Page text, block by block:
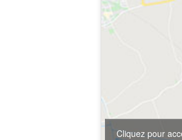
Cliquez pour